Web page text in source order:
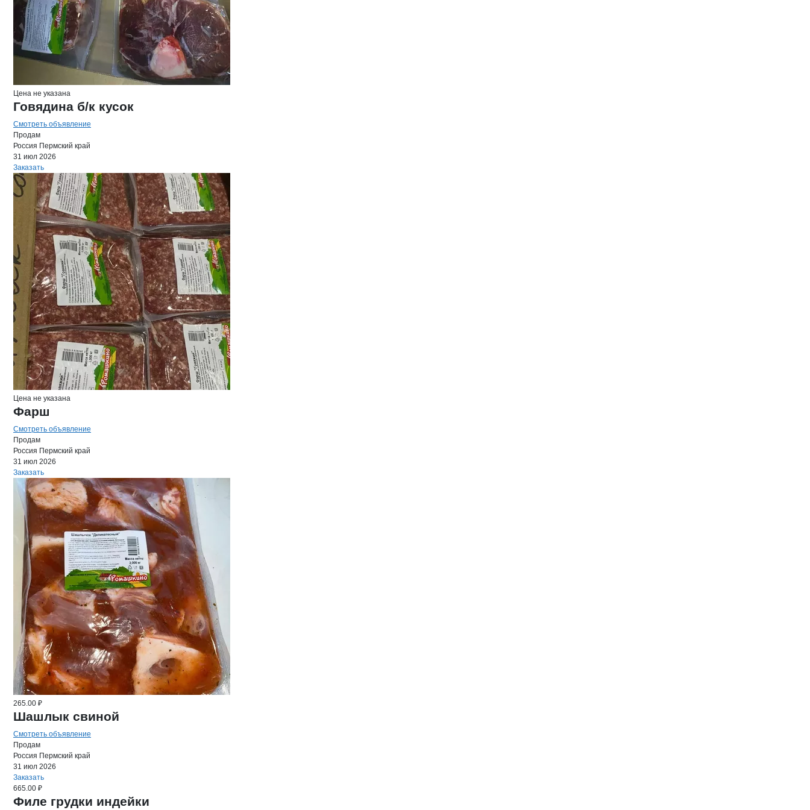
Цена не указана
Говядина б/к кусок
Смотреть объявление
Продам
Россия Пермский край
31 июл 2026
Заказать
Цена не указана
Фарш
Смотреть объявление
Продам
Россия Пермский край
31 июл 2026
Заказать
265.00 ₽
Шашлык свиной
Смотреть объявление
Продам
Россия Пермский край
31 июл 2026
Заказать
665.00 ₽
Филе грудки индейки